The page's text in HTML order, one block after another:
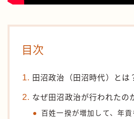
目次
田沼政治（田沼時代）とは
なぜ田沼政治が行われたの
百姓一揆が増加して、年